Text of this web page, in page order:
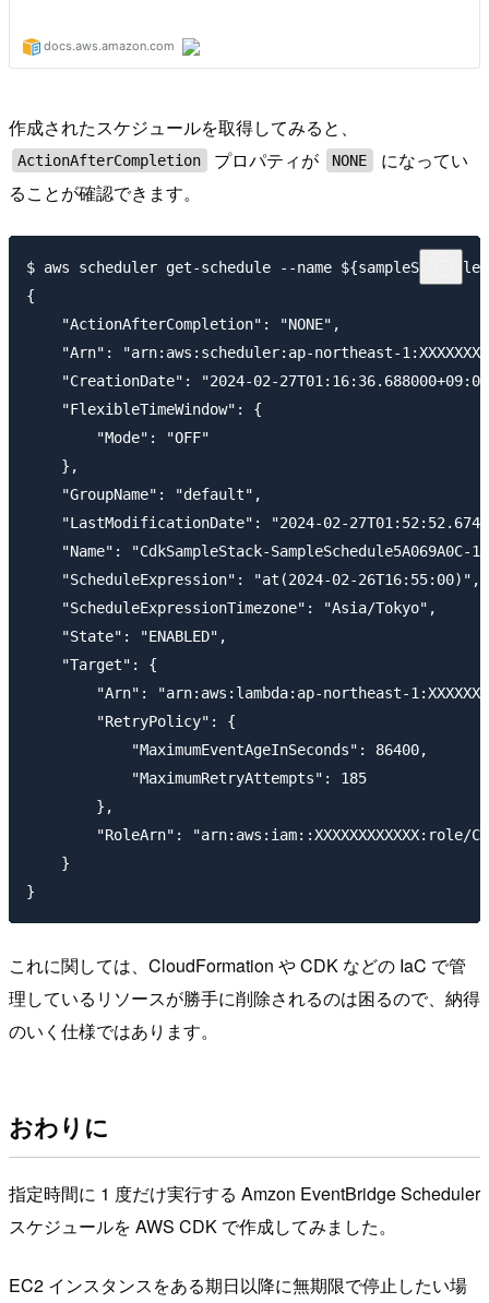
作成されたスケジュールを取得してみると、
ActionAfterCompletion プロパティが NONE
になってい
ることが確認できます。
$ aws scheduler get-schedule --name
{
    "ActionAfterCompletion": "NONE",
"Arn": "arn:aws:scheduler:ap-northeast-
"CreationDate": "2024-02-
    "FlexibleTimeWindow": {
        "Mode": "OFF"
    },
    "GroupName": "default",
"LastModificationDate": "2024-02-
"Name": "CdkSampleStack-SampleSchedule5A069A0C-
    "ScheduleExpression": "at(2024-02-26T16:55:00)",
    "ScheduleExpressionTimezone": "Asia/Tokyo",
    "State": "ENABLED",
    "Target": {
"Arn": "arn:aws:lambda:ap-northeast-
        "RetryPolicy": {
            "MaximumEventAgeInSeconds": 86400,
            "MaximumRetryAttempts": 185
        },
"RoleArn": "arn:aws:iam::XXXXXXXXXXXX:role/
    }
これに関しては、CloudFormation や CDK などの IaC で管
理しているリソースが勝手に削除されるのは困るので、納得
のいく仕様ではあります。
おわりに
指定時間に 1 度だけ実行する Amzon EventBridge Scheduler
スケジュールを AWS CDK で作成してみました。
EC2 インスタンスをある期日以降に無期限で停止したい場